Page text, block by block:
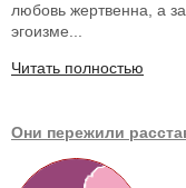
любовь жертвенна, а
эгоизме...
Читать полностью
Они пережили